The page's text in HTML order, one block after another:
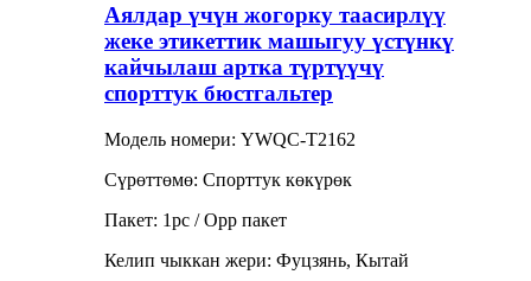
Аялдар үчүн жогорку таасирлүү
жеке этикеттик машыгуу үстүнкү
кайчылаш артка түртүүчү
спорттук бюстгальтер
Модель номери: YWQC-T2162
Сүрөттөмө: Спорттук көкүрөк
Пакет: 1pc / Opp пакет
Келип чыккан жери: Фуцзянь, Кытай